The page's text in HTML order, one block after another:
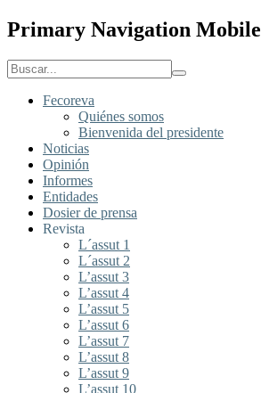
Primary Navigation Mobile
Fecoreva
Quiénes somos
Bienvenida del presidente
Noticias
Opinión
Informes
Entidades
Dosier de prensa
Revista
L´assut 1
L´assut 2
L’assut 3
L’assut 4
L’assut 5
L’assut 6
L’assut 7
L’assut 8
L’assut 9
L’assut 10